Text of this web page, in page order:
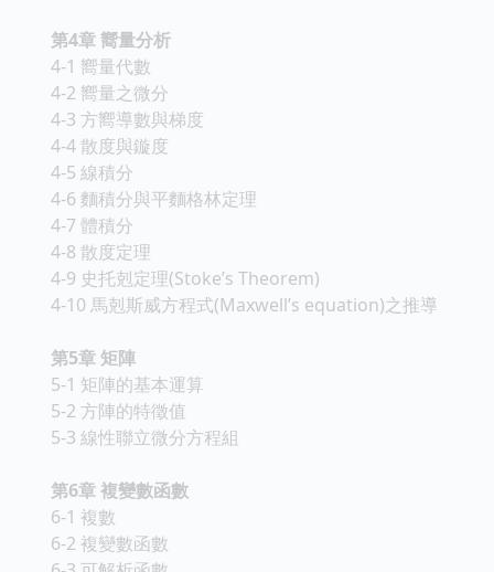
第4章 嚮量分析
4-1 嚮量代數
4-2 嚮量之微分
4-3 方嚮導數與梯度
4-4 散度與鏇度
4-5 線積分
4-6 麵積分與平麵格林定理
4-7 體積分
4-8 散度定理
4-9 史托剋定理(Stoke’s Theorem)
4-10 馬剋斯威方程式(Maxwell’s equation)之推導
第5章 矩陣
5-1 矩陣的基本運算
5-2 方陣的特徵值
5-3 線性聯立微分方程組
第6章 複變數函數
6-1 複數
6-2 複變數函數